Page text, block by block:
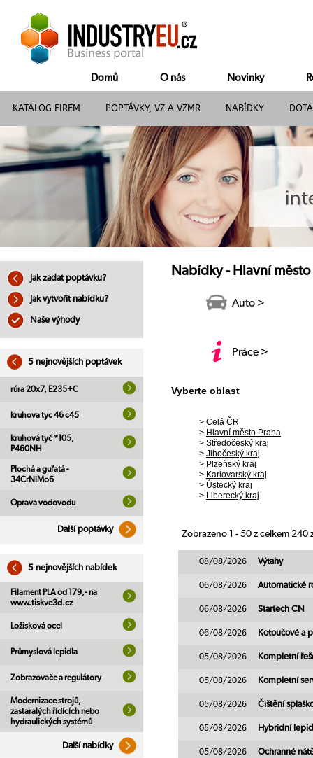
Domů O nás Novinky
KATALOG FIREM POPTÁVKY, VZ A VZMR NABÍDKY
Jak zadat poptávku?
Jak vytvořit nabídku?
Naše výhody
5 nejnovějších poptávek
rúra 20x7, E235+C
kruhova tyc 46 c45
kruhová tyč *105,
P460NH
Plochá a guľatá -
34CrNiMo6
Oprava vodovodu
Další poptávky
5 nejnovějších nabídek
Filament PLA od 179,- na
www.tiskve3d.cz
Ložisková ocel
Průmyslová lepidla
Zobrazovače a regulátory
Modernizace strojů,
zastaralých řídících nebo
hydraulických systémů
Další nabídky
Nabídky - Hlavní město
Auto >
Práce >
Vyberte oblast
> Celá ČR
> Hlavní město Praha
> Středočeský kraj
> Jihočeský kraj
> Plzeňský kraj
> Karlovarský kraj
> Ústecký kraj
> Liberecký kraj
Zobrazeno 1 - 50 z celkem 240
08/08/2026 Výtahy
06/08/2026 Automatické
06/08/2026 Startech CN
06/08/2026 Kotoučové a
05/08/2026 Kompletní
05/08/2026 Kompletní
05/08/2026 Čištění
05/08/2026 Hybridní
05/08/2026 Ochranné